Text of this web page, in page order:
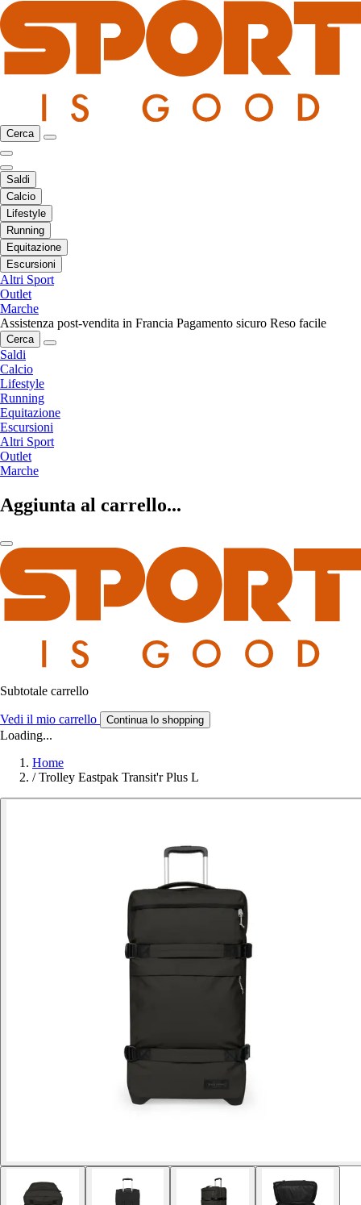
Cerca
Saldi
Calcio
Lifestyle
Running
Equitazione
Escursioni
Altri Sport
Outlet
Marche
Assistenza post-vendita in Francia Pagamento sicuro Reso facile
Cerca
Saldi
Calcio
Lifestyle
Running
Equitazione
Escursioni
Altri Sport
Outlet
Marche
Aggiunta al carrello...
Subtotale carrello
Vedi il mio carrello Continua lo shopping
Loading...
Home
/ Trolley Eastpak Transit'r Plus L